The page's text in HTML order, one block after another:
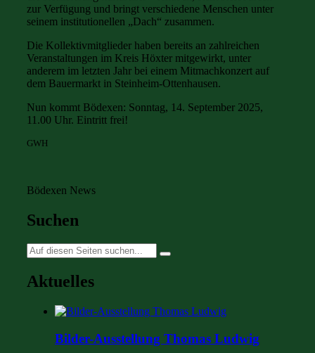
zur Verfügung und bringt verschiedene Menschen unter
seinem institutionellen „Dach“ zusammen.
Die Kollektivmitglieder haben bereits an zahlreichen
Veranstaltungen im Kreis Höxter mitgewirkt, unter
anderem im letzten Jahr bei einem Mitmachkonzert auf
dem Bauermarkt in Steinheim-Ottenhausen.
Nun kommt Bödexen: Sonntag, 14. September 2025,
11.00 Uhr. Eintritt frei!
GWH
Bödexen News
Suchen
Suche
nach:
Aktuelles
Bilder-Ausstellung Thomas Ludwig